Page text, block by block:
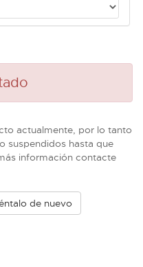
actualmente, por lo tanto
suspendidos hasta que
información contacte
de nuevo